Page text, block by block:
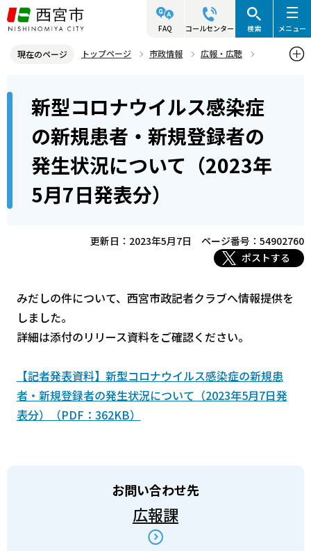
こ
の
ジ
FAQ コールセンター 検索 メニュー
現在のページ トップページ 市政情報
広報・広聴
新型コロナウイルス感染症の新規患者・新規登録者の発生状況につい
て（2023年5月7日発表分）
新型コロナウイルス感染症
の新規患者・新規登録者の
発生状況について（2023年
5月7日発表分）
更新日：2023年5月7日
ページ番号：54902760
ポストする
みだしの件について、西宮市政記者クラブへ情報提供を
しました。
詳細は添付のリリース資料をご確認ください。
【記者発表資料】新型コロナウイルス感染症の新規患
者・新規登録者の発生状況について（2023年5月7日発
表分）（PDF：362KB）
お問い合わせ先
広報課